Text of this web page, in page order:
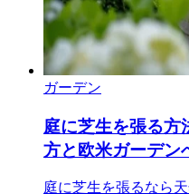
ガーデン
庭に芝生を張る方
方と欧米ガーデン
庭に芝生を張るなら